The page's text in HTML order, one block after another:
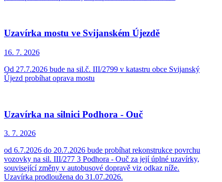
Uzavírka mostu ve Svijanském Újezdě
16. 7. 2026
Od 27.7.2026 bude na sil.č. III/2799 v katastru obce Svijanský
Újezd probíhat oprava mostu
Uzavírka na silnici Podhora - Ouč
3. 7. 2026
od 6.7.2026 do 20.7.2026 bude probíhat rekonstrukce povrchu
vozovky na sil. III/277 3 Podhora - Ouč za její úplné uzavírky,
související změny v autobusové dopravě viz odkaz níže.
Uzavírka prodloužena do 31.07.2026.